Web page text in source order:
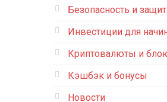
Безопасность и
Инвестиции для
Криптовалюты и
Кэшбэк и бонусы
Новости